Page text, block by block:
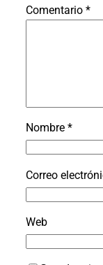
Comentario *
Nombre *
Correo
Web